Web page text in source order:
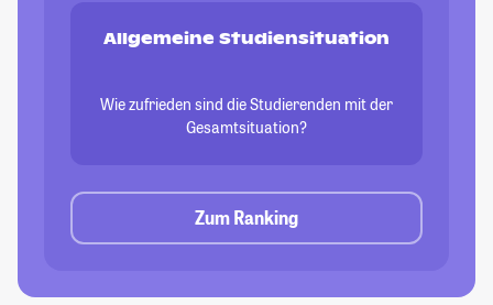
Allgemeine Studiensituation
Wie zufrieden sind die Studierenden mit der
Gesamtsituation?
Zum Ranking